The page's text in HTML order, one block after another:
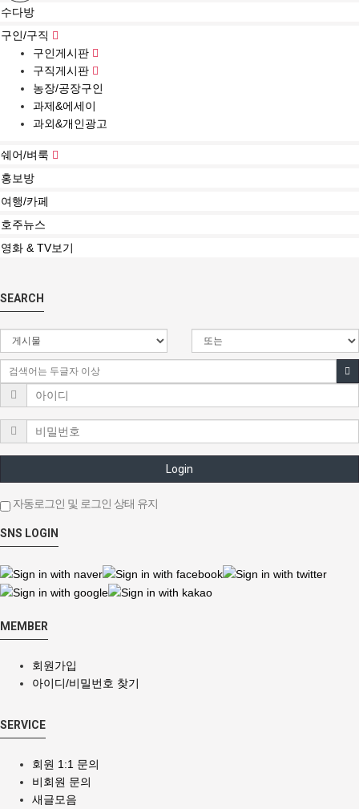
수다방
구인/구직
구인게시판
구직게시판
농장/공장구인
과제&에세이
과외&개인광고
쉐어/벼룩
홍보방
여행/카페
호주뉴스
영화 & TV보기
SEARCH
Login
자동로그인 및 로그인 상태 유지
SNS LOGIN
MEMBER
회원가입
아이디/비밀번호 찾기
SERVICE
회원 1:1 문의
비회원 문의
새글모음